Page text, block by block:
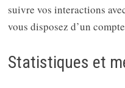
suivre vos interactions
vous disposez d’un
Statistiques et